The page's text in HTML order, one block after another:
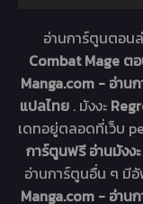
อ่านการ์ตูนตอน
Combat Mage ต
Manga.com - อ่าน
แปลไทย . มังงะ
เดทอยู่ตลอดที่เว็บ
การ์ตูนฟรี อ่านมังง
อ่านการ์ตูนอื่น ๆ มีอั
Manga.com - อ่าน